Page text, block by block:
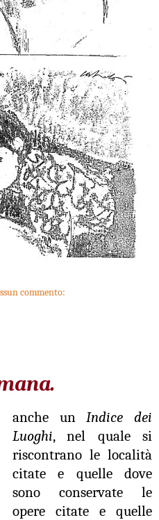
commento:
anche un Indice dei
Luoghi, nel quale si
riscontrano le località
citate e quelle dove
sono conservate le
opere citate e quelle